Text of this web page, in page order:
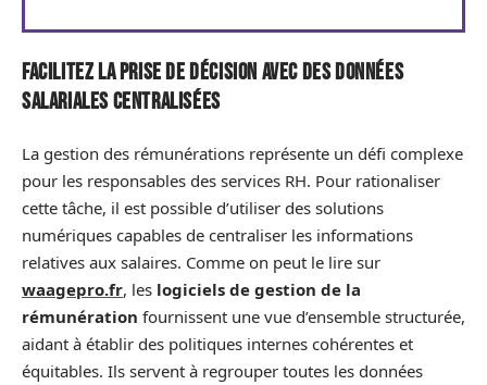
Facilitez la prise de décision avec des données
salariales centralisées
La gestion des rémunérations représente un défi complexe
pour les responsables des services RH. Pour rationaliser
cette tâche, il est possible d’utiliser des solutions
numériques capables de centraliser les informations
relatives aux salaires. Comme on peut le lire sur
waagepro.fr, les logiciels de gestion de la
rémunération fournissent une vue d’ensemble structurée,
aidant à établir des politiques internes cohérentes et
équitables. Ils servent à regrouper toutes les données